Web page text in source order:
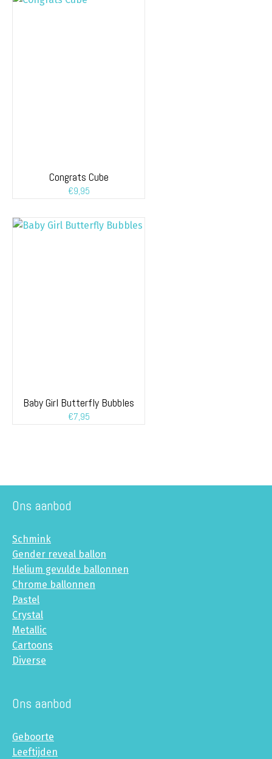
Congrats Cube
€9,95
Baby Girl Butterfly Bubbles
€7,95
Ons aanbod
Schmink
Gender reveal ballon
Helium gevulde ballonnen
Chrome ballonnen
Pastel
Crystal
Metallic
Cartoons
Diverse
Ons aanbod
Geboorte
Leeftijden